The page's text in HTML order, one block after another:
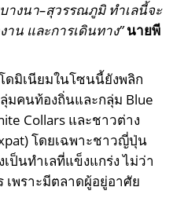
างนา–สุวรรณภูมิ ทำเลนี้จะ
น และการเดินทาง”นายพี
มิเนียมในโซนนี้ยังพลิก
มคนท้องถิ่นและกลุ่ม Blue
Collars และชาวต่าง
โดยเฉพาะชาวญี่ปุ่น
ป็นทำเลที่แข็งแกร่ง ไม่ว่า
เพราะมีตลาดผู้อยู่อาศัย